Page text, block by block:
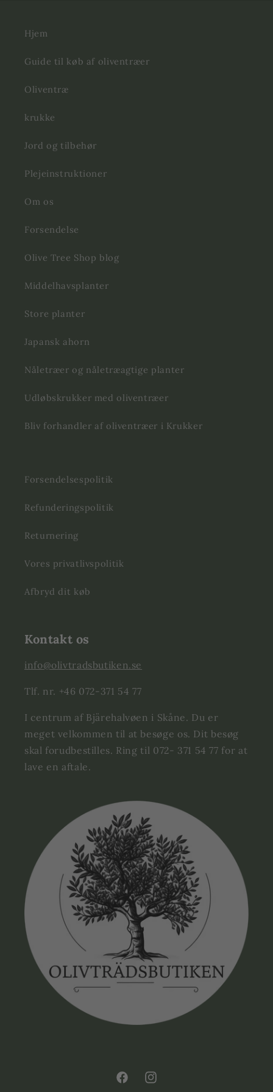
Hjem
Guide til køb af oliventræer
Oliventræ
krukke
Jord og tilbehør
Plejeinstruktioner
Om os
Forsendelse
Olive Tree Shop blog
Middelhavsplanter
Store planter
Japansk ahorn
Nåletræer og nåletræagtige planter
Udløbskrukker med oliventræer
Bliv forhandler af oliventræer i Krukker
Forsendelsespolitik
Refunderingspolitik
Returnering
Vores privatlivspolitik
Afbryd dit køb
Kontakt os
info@olivtradsbutiken.se
Tlf. nr. +46 072-371 54 77
I centrum af Bjärehalvøen i Skåne. Du er
meget velkommen til at besøge os. Dit besøg
skal forudbestilles. Ring til 072- 371 54 77 for at
lave en aftale.
FacebookInstagram